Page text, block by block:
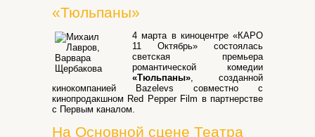
«Тюльпаны»
4 марта в киноцентре «КАРО
11 Октябрь» состоялась
светская премьера
романтической комедии
«Тюльпаны», созданной
кинокомпанией Bazelevs совместно с
кинопродакшном Red Pepper Film в партнерстве
с Первым каналом.
На Основной сцене Театра